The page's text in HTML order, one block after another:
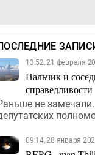
13:52, 21 февраля
Нальчик и
справедливости
не
09:14, 28 января